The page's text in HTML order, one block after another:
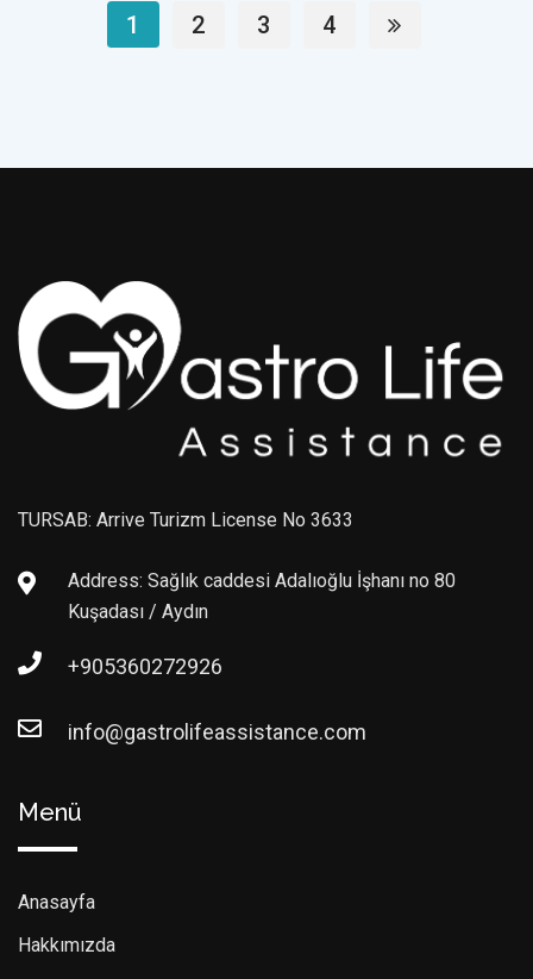
1 2 3 4
TURSAB: Arrive Turizm License No 3633
Address: Sağlık caddesi Adalıoğlu İşhanı no 80
Kuşadası / Aydın
+905360272926
info@gastrolifeassistance.com
Menü
Anasayfa
Hakkımızda